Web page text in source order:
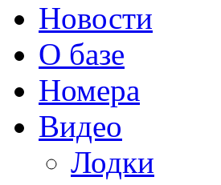
Новости
О базе
Номера
Видео
Лодки